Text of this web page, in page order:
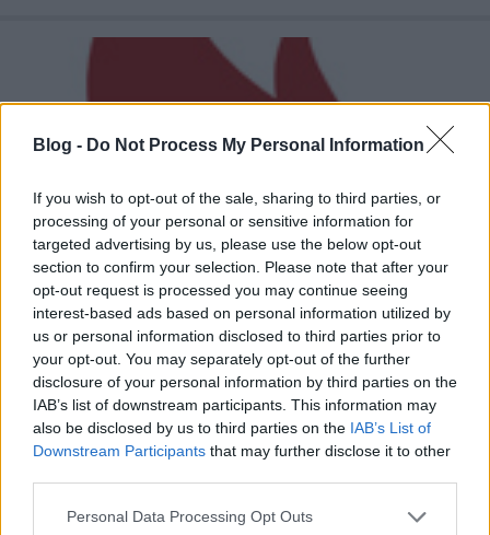
Blog - Do Not Process My Personal Information
If you wish to opt-out of the sale, sharing to third parties, or
processing of your personal or sensitive information for
targeted advertising by us, please use the below opt-out
section to confirm your selection. Please note that after your
opt-out request is processed you may continue seeing
interest-based ads based on personal information utilized by
us or personal information disclosed to third parties prior to
your opt-out. You may separately opt-out of the further
disclosure of your personal information by third parties on the
IAB’s list of downstream participants. This information may
also be disclosed by us to third parties on the IAB’s List of
Downstream Participants that may further disclose it to other
Please note that this website/app uses one or more Google
Personal Data Processing Opt Outs
Intenzív turnézás látható a
Kvelertak új videójában